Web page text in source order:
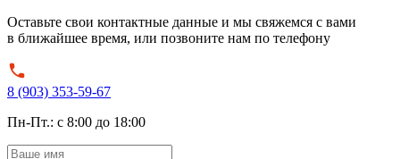
Оставьте свои контактные данные и мы свяжемся с вами
в ближайшее время, или позвоните нам по телефону
8 (903) 353-59-67
Пн-Пт.: с 8:00 до 18:00